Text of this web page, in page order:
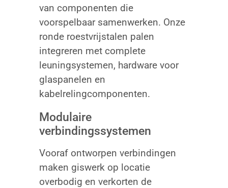
van componenten die
voorspelbaar samenwerken. Onze
ronde roestvrijstalen palen
integreren met complete
leuningsystemen, hardware voor
glaspanelen en
kabelrelingcomponenten.
Modulaire
verbindingssystemen
Vooraf ontworpen verbindingen
maken giswerk op locatie
overbodig en verkorten de